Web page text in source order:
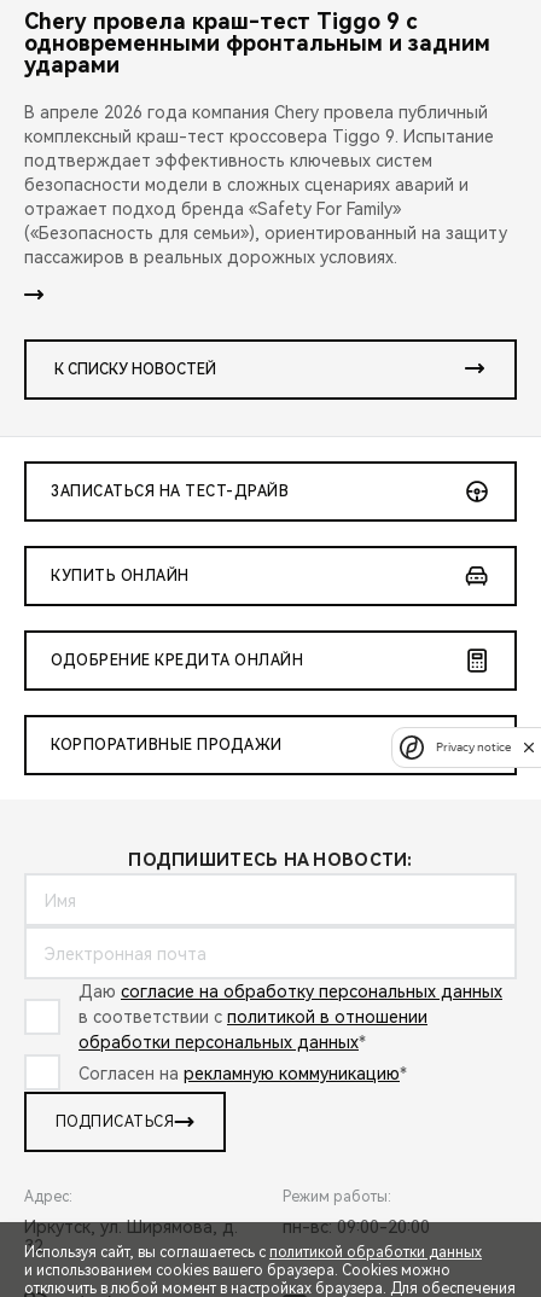
Chery провела краш-тест Tiggo 9 с
одновременными фронтальным и задним
ударами
В апреле 2026 года компания Chery провела публичный
комплексный краш-тест кроссовера Tiggo 9. Испытание
подтверждает эффективность ключевых систем
безопасности модели в сложных сценариях аварий и
отражает подход бренда «Safety For Family»
(«Безопасность для семьи»), ориентированный на защиту
пассажиров в реальных дорожных условиях.
К СПИСКУ НОВОСТЕЙ
ЗАПИСАТЬСЯ НА ТЕСТ-ДРАЙВ
КУПИТЬ ОНЛАЙН
ОДОБРЕНИЕ КРЕДИТА ОНЛАЙН
КОРПОРАТИВНЫЕ ПРОДАЖИ
ПОДПИШИТЕСЬ НА НОВОСТИ:
Даю согласие на обработку персональных данных
в соответствии с политикой в отношении
обработки персональных данных*
Согласен на рекламную коммуникацию*
ПОДПИСАТЬСЯ
Адрес:
Иркутск, ул. Ширямова, д.
32
Режим работы:
пн-вс: 09:00-20:00
Используя сайт, вы соглашаетесь с политикой обработки данных
и использованием cookies вашего браузера. Cookies можно
отключить в любой момент в настройках браузера. Для обеспечения
Privacy notice